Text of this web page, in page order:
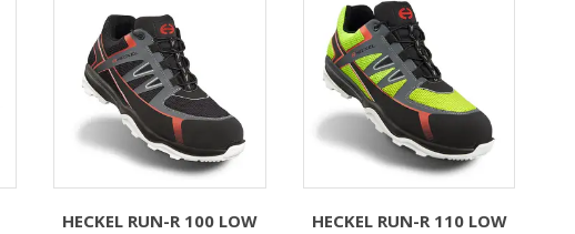
HECKEL RUN-R 100 LOW HECKEL RUN-R 110 LOW